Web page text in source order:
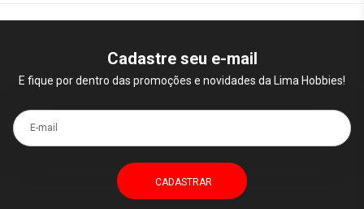
Cadastre seu e-mail
E fique por dentro das promoções e novidades da Lima Hobbies!
E-mail